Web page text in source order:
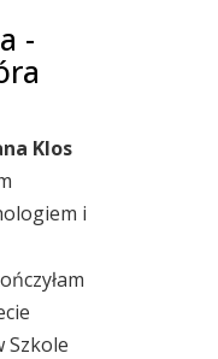
-
Klos
i
Szkole